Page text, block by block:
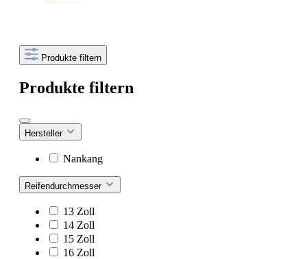
Produkte filtern
Produkte filtern
Hersteller
Nankang
Reifendurchmesser
13 Zoll
14 Zoll
15 Zoll
16 Zoll